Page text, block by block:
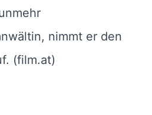
nimmt er den
(film.at)